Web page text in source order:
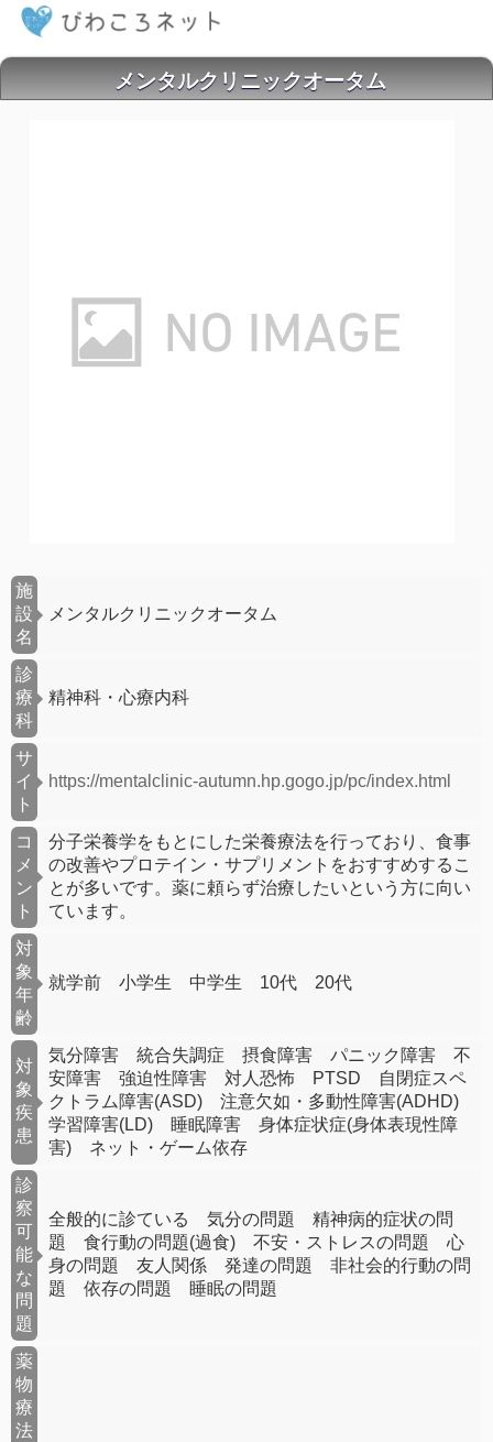
メンタルクリニックオータム
施
設
名
メンタルクリニックオータム
診
療
科
精神科・心療内科
サ
イ
ト
https://mentalclinic-autumn.hp.gogo.jp/pc/index.html
コ
メ
ン
ト
分子栄養学をもとにした栄養療法を行っており、食事
の改善やプロテイン・サプリメントをおすすめするこ
とが多いです。薬に頼らず治療したいという方に向い
ています。
対
象
年
齢
就学前 小学生 中学生 10代 20代
対
象
疾
患
気分障害 統合失調症 摂食障害 パニック障害 不
安障害 強迫性障害 対人恐怖 PTSD 自閉症スペ
クトラム障害(ASD) 注意欠如・多動性障害(ADHD)
学習障害(LD) 睡眠障害 身体症状症(身体表現性障
害) ネット・ゲーム依存
診
察
可
能
な
問
題
全般的に診ている 気分の問題 精神病的症状の問
題 食行動の問題(過食) 不安・ストレスの問題 心
身の問題 友人関係 発達の問題 非社会的行動の問
題 依存の問題 睡眠の問題
薬
物
療
法